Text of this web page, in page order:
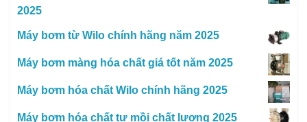
2025
Máy bơm từ Wilo chính hãng năm 2025
Máy bơm màng hóa chất giá tốt năm 2025
Máy bơm hóa chất Wilo chính hãng 2025
Máy bơm hóa chất tự mồi chất lượng 2025